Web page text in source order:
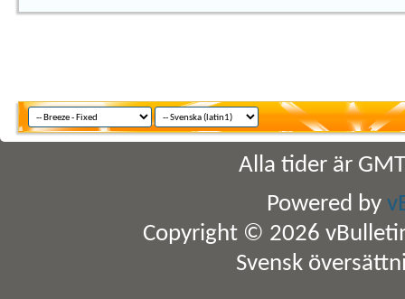
Alla tider är
Powered by
Copyright © 2026
Svensk